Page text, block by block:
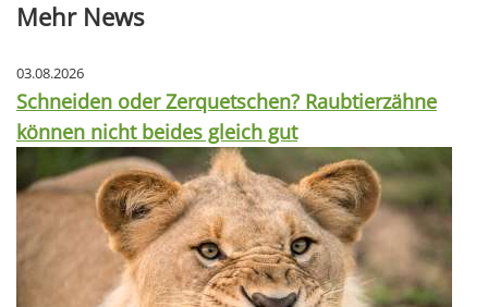
Mehr News
03.08.2026
Schneiden oder Zerquetschen? Raubtierzähne
können nicht beides gleich gut